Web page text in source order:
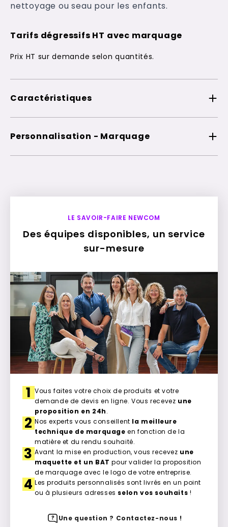
nettoyage ou seau pour les enfants.
Tarifs dégressifs HT avec marquage
Prix HT sur demande selon quantités.
Caractéristiques
Personnalisation - Marquage
LE SAVOIR-FAIRE NEWCOM
Des équipes disponibles, un service
sur-mesure
1 Vous faites votre choix de produits et votre
demande de devis en ligne. Vous recevez une
proposition en 24h.
2 Nos experts vous conseillent la meilleure
technique de marquage en fonction de la
matière et du rendu souhaité.
3 Avant la mise en production, vous recevez une
maquette et un BAT pour valider la proposition
de marquage avec le logo de votre entreprise.
4 Les produits personnalisés sont livrés en un point
ou à plusieurs adresses selon vos souhaits !
Une question ? Contactez-nous !